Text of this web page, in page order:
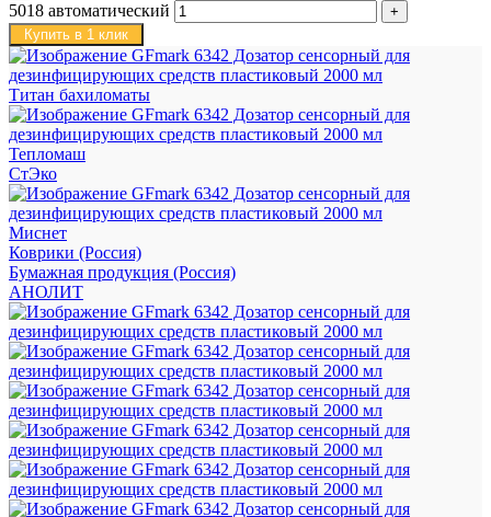
5018 автоматический
Купить в 1 клик
Титан бахиломаты
Тепломаш
СтЭко
Миснет
Коврики (Россия)
Бумажная продукция (Россия)
АНОЛИТ